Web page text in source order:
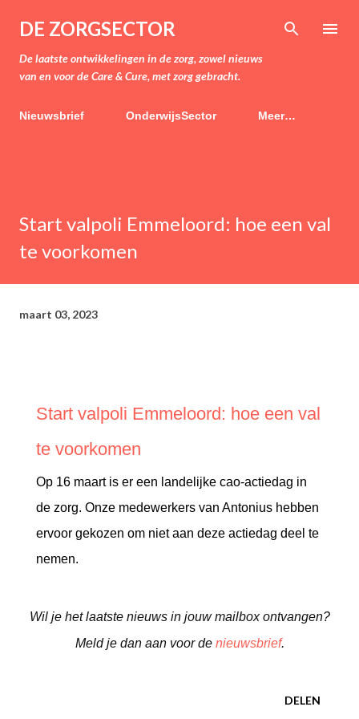
Doorgaan naar hoofdcontent
DE ZORGSECTOR
De laatste ontwikkelingen in de zorg, zowel nieuws
van en voor de Care & Cure, met zorg gebracht.
Nieuwsbrief OnderwijsSector Meer…
Start valpoli Emmeloord: hoe een val
te voorkomen
maart 03, 2023
Start valpoli Emmeloord: hoe een val
te voorkomen
Op 16 maart is er een landelijke cao-actiedag in
de zorg. Onze medewerkers van Antonius hebben
ervoor gekozen om niet aan deze actiedag deel te
nemen.
Wil je het laatste nieuws in jouw mailbox ontvangen?
Meld je dan aan voor de nieuwsbrief.
DELEN